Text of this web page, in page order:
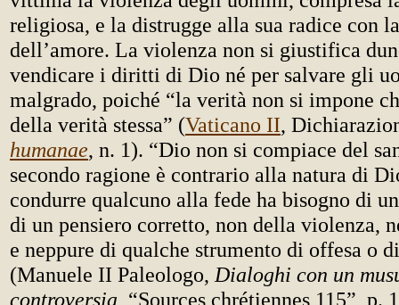
religiosa, e la distrugge alla sua radice con
dell’amore. La violenza non si giustifica
vendicare i diritti di Dio né per salvare gli
malgrado, poiché “la verità non si impone
della verità stessa” (Vaticano II,
humanae, n. 1). “Dio non si compiace del
secondo ragione è contrario alla natura di
condurre qualcuno alla fede ha bisogno di
di un pensiero corretto, non della violenza,
e neppure di qualche strumento di offesa o
(Manuele II Paleologo, Dialoghi con un
controversia, “Sources chrétiennes 115”, p.